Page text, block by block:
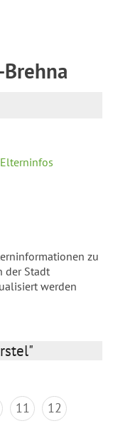
zu
der Stadt
werden
11
12